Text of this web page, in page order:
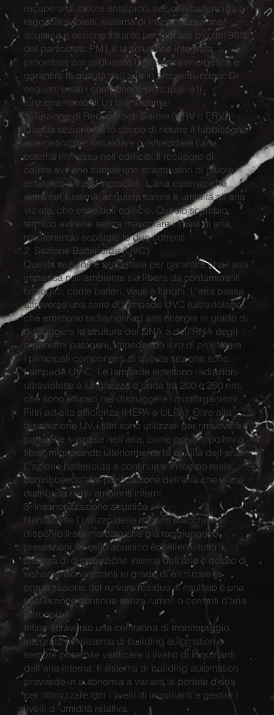
recupero di calore entalpico, sezione battericida a
raggi ultravioletti, sistema di insonorizzazione
acustica e sezione filtrante per fermare più del 90%
del particolato PM1 è la soluzione integrata
progettata per migliorare l'efficienza energetica e
garantire la qualità dell'aria in ambienti indoor. Di
seguito, ecco i componenti principali e il
funzionamento di un tale sistema:
1. Sezione di Recupero di Calore (HRV o ERV)
Questa sezione ha lo scopo di ridurre il fabbisogno
energetico per riscaldare o raffreddare l'aria
esterna immessa nell'edificio. Il recupero di
calore avviene tramite uno scambiatori di calore
entalpico a flussi incrociati. L'aria esterna, che
entra nel sistema, acquista calore e umidità all'aria
viziata, che esce dall'edificio. Questo scambio
termico avviene senza mescolare i flussi di aria,
mantenendo separate le due correnti.
​2. Sezione Battericida (UVC)
Questa sezione è progettata per garantire che l'aria
immessa nell'ambiente sia libera da contaminanti
biologici, come batteri, virus e funghi. L'aria passa
attraverso una serie di lampade UVC (ultraviolette),
che emettono radiazioni ad alta energia in grado di
distruggere la struttura del DNA o dell'RNA degli
organismi patogeni, impedendo loro di proliferare.
I principali componenti di questa sezione sono:
Lampade UV-C: Le lampade emettono radiazioni
ultraviolette a lunghezza d'onda tra 200 e 280 nm,
che sono efficaci nel distruggere i microrganismi.
Filtri ad alta efficienza (HEPA o ULPA): Oltre alla
disinfezione UV, i filtri sono utilizzati per rimuovere
particelle sospese nell'aria, come polveri, pollini o
fibre, migliorando ulteriormente la qualità dell'aria.
L'azione battericida è continua e in tempo reale,
contribuendo alla purificazione dell'aria che viene
distribuita negli ambienti interni.
3. Insonorizzazione acustica
Nonostante l'utilizzo delle migliori macchine
disponibili sul mercato che già raggiungono
prestazioni a livello acustico eccellenti, tutto il
sistema di distribuzione interna dell'aria è dotato di
sezioni insonorizzanti in grado di eliminare la
propagazione del rumore residuo. Il risultato è una
ventilazione continua senza rumori o correnti d'aria
percepibili.
Infine attraverso una centralina di monitoraggio
integrata nel sistema di building automation è
sempre possibile verificare il livello di inquinanti
dell'aria interna. Il sistema di building automation
provvede in autonomia a variare le portate d'aria
per ottimizzare tutti i livelli di inquinanti e gestire i
livelli di umidità relativa.